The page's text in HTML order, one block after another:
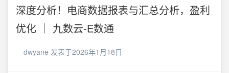
深度分析！电商数据报表与汇总分析，盈利
优化 ｜ 九数云-E数通
dwyane 发表于2026年1月18日